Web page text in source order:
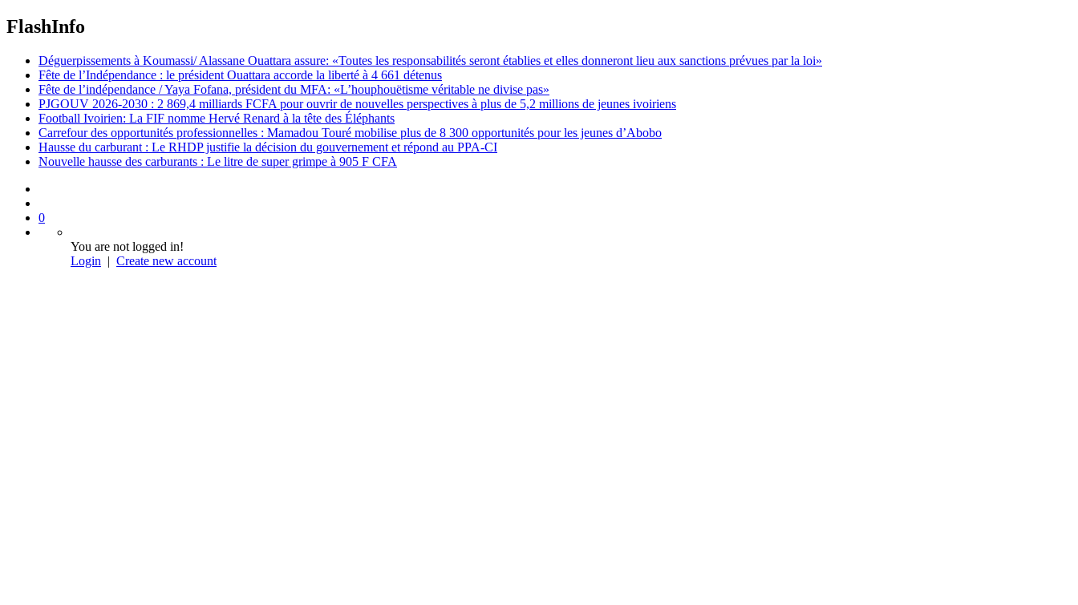
FlashInfo
Déguerpissements à Koumassi/ Alassane Ouattara assure: «Toutes les responsabilités seront établies et elles donneront lieu aux sanctions prévues par la loi»
Fête de l’Indépendance : le président Ouattara accorde la liberté à 4 661 détenus
Fête de l’indépendance / Yaya Fofana, président du MFA: «L’houphouëtisme véritable ne divise pas»
PJGOUV 2026-2030 : 2 869,4 milliards FCFA pour ouvrir de nouvelles perspectives à plus de 5,2 millions de jeunes ivoiriens
Football Ivoirien: La FIF nomme Hervé Renard à la tête des Éléphants
Carrefour des opportunités professionnelles : Mamadou Touré mobilise plus de 8 300 opportunités pour les jeunes d’Abobo
Hausse du carburant : Le RHDP justifie la décision du gouvernement et répond au PPA-CI
Nouvelle hausse des carburants : Le litre de super grimpe à 905 F CFA
0
You are not logged in!
Login | Create new account